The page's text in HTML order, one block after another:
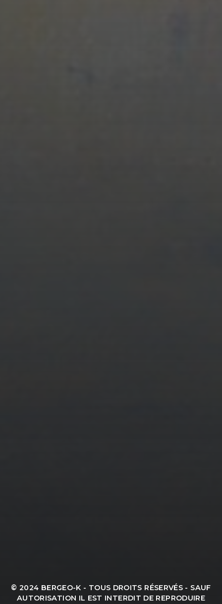
© 2024 BERGEO-K - TOUS DROITS RÉSERVÉS - SAUF
AUTORISATION IL EST INTERDIT DE REPRODUIRE